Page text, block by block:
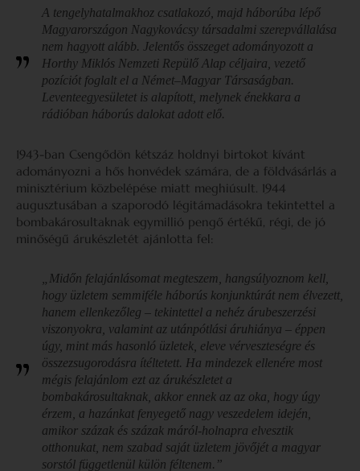
A tengelyhatalmakhoz csatlakozó, majd háborúba lépő
Magyarországon Nagykovácsy társadalmi szerepvállalása
nem hagyott alább. Jelentős összeget adományozott a
Horthy Miklós Nemzeti Repülő Alap céljaira, vezető
pozíciót foglalt el a Német–Magyar Társaságban.
Leventeegyesületet is alapított, melynek énekkara a
rádióban háborús dalokat adott elő.
1943-ban Csengődön kétszáz holdnyi birtokot kívánt
adományozni a hős honvédek számára, de a földvásárlás a
minisztérium közbelépése miatt meghiúsult. 1944
augusztusában a szaporodó légitámadásokra tekintettel a
bombakárosultaknak egymillió pengő értékű, régi, de jó
minőségű árukészletét ajánlotta fel:
„Midőn felajánlásomat megteszem, hangsúlyoznom kell,
hogy üzletem semmiféle háborús konjunktúrát nem élvezett,
hanem ellenkezőleg – tekintettel a nehéz árubeszerzési
viszonyokra, valamint az utánpótlási áruhiánya – éppen
úgy, mint más hasonló üzletek, eleve vérveszteségre és
összezsugorodásra ítéltetett. Ha mindezek ellenére most
mégis felajánlom ezt az árukészletet a
bombakárosultaknak, akkor ennek az az oka, hogy úgy
érzem, a hazánkat fenyegető nagy veszedelem idején,
amikor százak és százak máról-holnapra elvesztik
otthonukat, nem szabad saját üzletem jövőjét a magyar
sorstól függetlenül külön féltenem.”